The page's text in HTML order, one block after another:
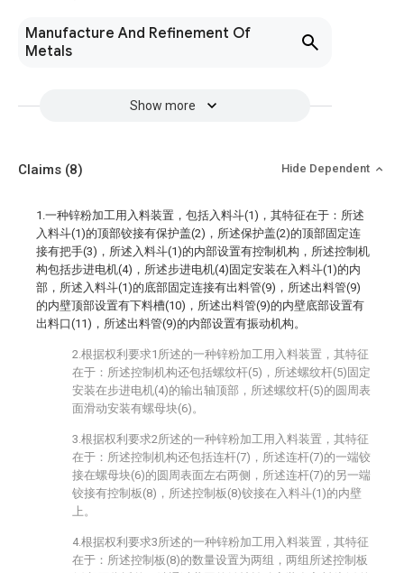
Manufacture And Refinement Of
Metals
Show more
Claims (8) Hide Dependent
1.一种锌粉加工用入料装置，包括入料斗(1)，其特征在于：所述
入料斗(1)的顶部铰接有保护盖(2)，所述保护盖(2)的顶部固定连
接有把手(3)，所述入料斗(1)的内部设置有控制机构，所述控制机
构包括步进电机(4)，所述步进电机(4)固定安装在入料斗(1)的内
部，所述入料斗(1)的底部固定连接有出料管(9)，所述出料管(9)
的内壁顶部设置有下料槽(10)，所述出料管(9)的内壁底部设置有
出料口(11)，所述出料管(9)的内部设置有振动机构。
2.根据权利要求1所述的一种锌粉加工用入料装置，其特征
在于：所述控制机构还包括螺纹杆(5)，所述螺纹杆(5)固定
安装在步进电机(4)的输出轴顶部，所述螺纹杆(5)的圆周表
面滑动安装有螺母块(6)。
3.根据权利要求2所述的一种锌粉加工用入料装置，其特征
在于：所述控制机构还包括连杆(7)，所述连杆(7)的一端铰
接在螺母块(6)的圆周表面左右两侧，所述连杆(7)的另一端
铰接有控制板(8)，所述控制板(8)铰接在入料斗(1)的内壁
上。
4.根据权利要求3所述的一种锌粉加工用入料装置，其特征
在于：所述控制板(8)的数量设置为两组，两组所述控制板